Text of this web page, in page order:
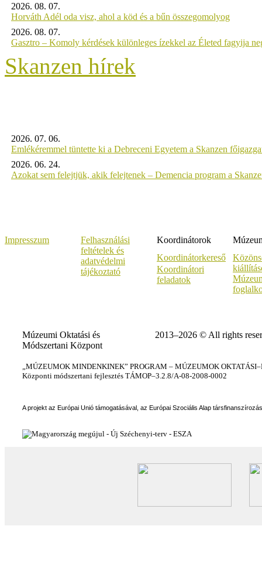
2026. 08. 07.
Horváth Adél oda visz, ahol a köd és a bűn összegomolyog
2026. 08. 07.
Gasztro – Komoly kérdések különleges ízekkel az Életed fagyija
Skanzen hírek
2026. 07. 06.
Emlékéremmel tüntette ki a Debreceni Egyetem a Skanzen
2026. 06. 24.
Azokat sem felejtjük, akik felejtenek – Demencia program a
Impresszum
Felhasználási
feltételek és
adatvédelmi
tájékoztató
Koordinátorok
Koordinátorkereső
Koordinátori
feladatok
Múzeumi Oktatási és
Módszertani Központ
2013–2026 © All rights
„MÚZEUMOK MINDENKINEK” PROGRAM – MÚZEUMOK
Központi módszertani fejlesztés TÁMOP–3.2.8/A-08-2008-0002
A projekt az Európai Unió támogatásával, az Európai Szociális Alap